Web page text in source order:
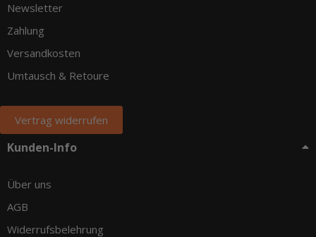
Newsletter
Zahlung
Versandkosten
Umtausch & Retoure
Vertrag widerrufen
Kunden-Info
Über uns
AGB
Widerrufsbelehrung